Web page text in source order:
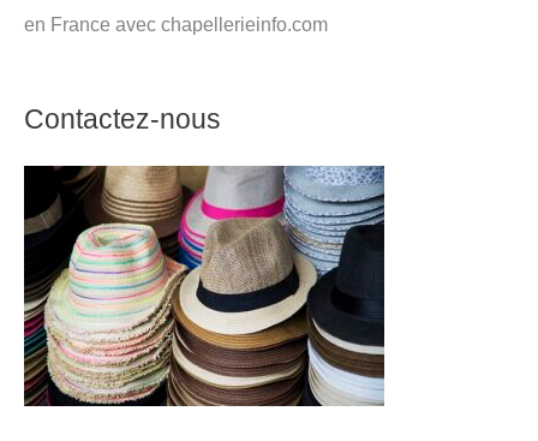
en France avec chapellerieinfo.com
Contactez-nous